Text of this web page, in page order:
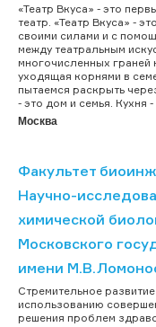
«Театр Вкуса» - это
театр. «Театр Вкуса» -
своими силами и с
между театральным
многочисленных граней
уходящая корнями в
пытаемся раскрыть
- это дом и семья. Кухня -
Москва
Факультет
Научно-
химической
Московского
имени
Стремительное
использованию
решения проблем